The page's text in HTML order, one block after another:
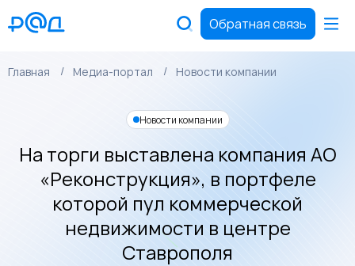
Обратная связь
Главная Медиа-портал Новости компании
Новости компании
На торги выставлена компания АО
«Реконструкция», в портфеле
которой пул коммерческой
недвижимости в центре
Ставрополя